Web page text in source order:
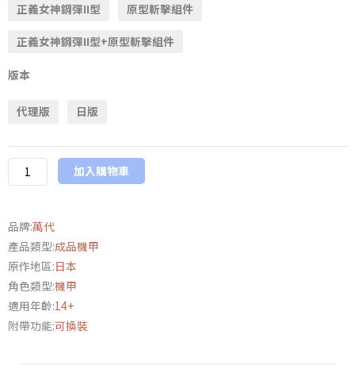
正義女神鋼彈II型 原型斬擊組件
正義女神鋼彈II型+原型斬擊組件
版本
代理版 日版
限
METAL
BUILD《機
戰
鋼
00
Chronicle》
正
義
女
神
鋼
加入購物車
品牌:萬代
產品類型:成品機甲
原作地區:日本
角色類型:機甲
適用年齡:14+
附帶功能:可換裝